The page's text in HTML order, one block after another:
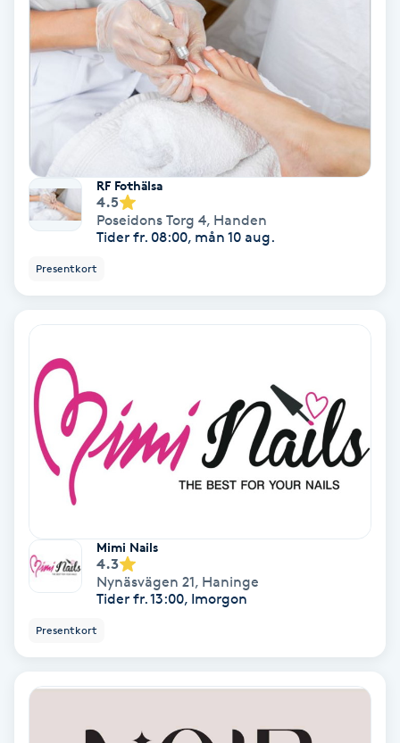
Fotmassage
Fotsvamp
Fransar
Fransborttagning
Fransfärgning
Fransförlängning
Fransförlängning Megavolym
Fransförlängning Volym
Fransk manikyr
Frekvensterapi
Friskvård
RF Fothälsa
4.5
Poseidons Torg 4, Handen
Tider fr. 08:00, mån 10 aug.
Presentkort
Mimi Nails
4.3
Nynäsvägen 21, Haninge
Tider fr. 13:00, Imorgon
Presentkort